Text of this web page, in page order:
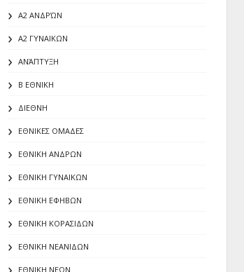
Α2 ΑΝΔΡΏΝ
Α2 ΓΥΝΑΙΚΩΝ
ΑΝΆΠΤΥΞΗ
Β ΕΘΝΙΚΗ
ΔΙΕΘΝΗ
ΕΘΝΙΚΕΣ ΟΜΑΔΕΣ
ΕΘΝΙΚΗ ΑΝΔΡΩΝ
ΕΘΝΙΚΗ ΓΥΝΑΙΚΩΝ
ΕΘΝΙΚΗ ΕΦΗΒΩΝ
ΕΘΝΙΚΗ ΚΟΡΑΣΙΔΩΝ
ΕΘΝΙΚΗ ΝΕΑΝΙΔΩΝ
ΕΘΝΙΚΗ ΝΕΩΝ